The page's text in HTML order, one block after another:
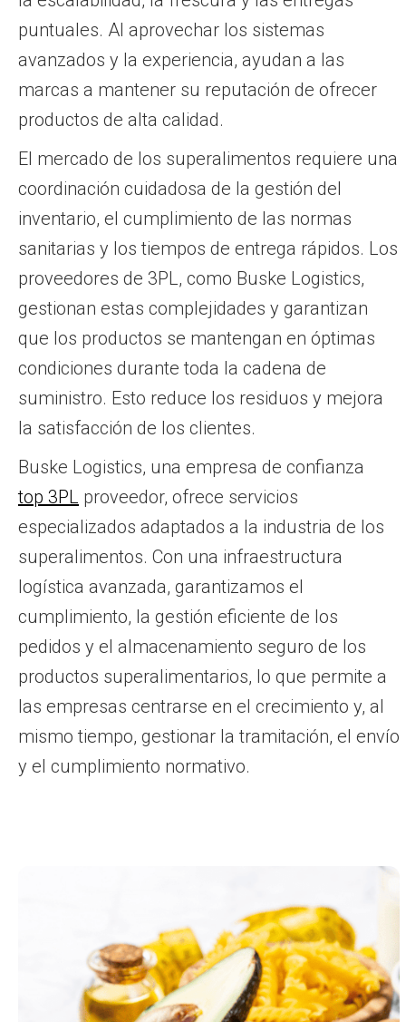
puntuales. Al aprovechar los sistemas
avanzados y la experiencia, ayudan a las
marcas a mantener su reputación de ofrecer
productos de alta calidad.
El mercado de los superalimentos requiere una
coordinación cuidadosa de la gestión del
inventario, el cumplimiento de las normas
sanitarias y los tiempos de entrega rápidos. Los
proveedores de 3PL, como Buske Logistics,
gestionan estas complejidades y garantizan
que los productos se mantengan en óptimas
condiciones durante toda la cadena de
suministro. Esto reduce los residuos y mejora
la satisfacción de los clientes.
Buske Logistics, una empresa de confianza
top 3PL proveedor, ofrece servicios
especializados adaptados a la industria de los
superalimentos. Con una infraestructura
logística avanzada, garantizamos el
cumplimiento, la gestión eficiente de los
pedidos y el almacenamiento seguro de los
productos superalimentarios, lo que permite a
las empresas centrarse en el crecimiento y, al
mismo tiempo, gestionar la tramitación, el envío
y el cumplimiento normativo.